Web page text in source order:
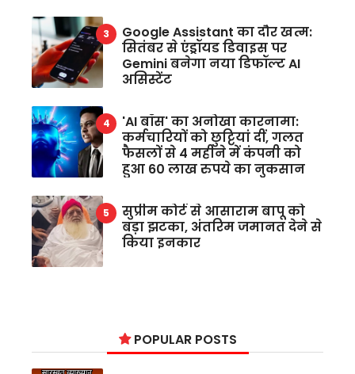
Google Assistant का दौर खत्म:
सितंबर से एंड्रॉयड डिवाइस पर
Gemini बनेगा नया डिफॉल्ट AI
असिस्टेंट
'AI बॉस' का अनोखा कारनामा:
कर्मचारियों को छुट्टियां दीं, गलत
फैसलों से 4 महीने में कंपनी को
हुआ 60 लाख रुपये का नुकसान
सुप्रीम कोर्ट से आसाराम बापू को
बड़ा झटका, अंतरिम जमानत देने से
किया इनकार
POPULAR POSTS